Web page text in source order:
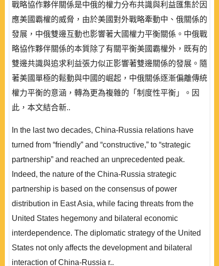
戰略協作夥伴關係是中俄的權力分布共識與利益匯集於因
應美國霸權的威脅，由於美國對外戰略牽動中、俄關係的
發展，中俄雙邊互動也影響著大國權力平衡關係。中俄戰
略協作夥伴關係的本質除了有關平衡美國霸權外，既有的
雙邊共識與追求利益張力似正影響著雙邊關係的發展。隨
著美國單極的鬆動與中國的崛起，中俄關係逐漸偏離傳統
權力平衡的意涵，轉為更為複雜的「制度性平衡」。因
此，本文結合新..
In the last two decades, China-Russia relations have
turned from “friendly” and “constructive,” to “strategic
partnership” and reached an unprecedented peak.
Indeed, the nature of the China-Russia strategic
partnership is based on the consensus of power
distribution in East Asia, while facing threats from the
United States hegemony and bilateral economic
interdependence. The diplomatic strategy of the United
States not only affects the development and bilateral
interaction of China-Russia r..